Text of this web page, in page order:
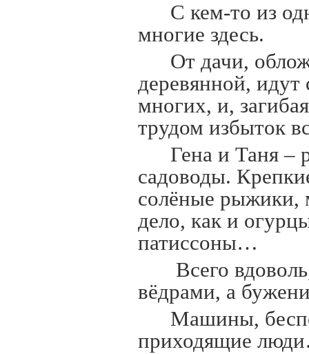
С кем-то из
многие здесь.
От дачи,
деревянной, идут
многих, и,
трудом избыток
Гена и Таня –
садоводы.
солёные рыжики,
дело, как и
патиссоны…
Всего
вёдрами, а
Машины,
приходящие